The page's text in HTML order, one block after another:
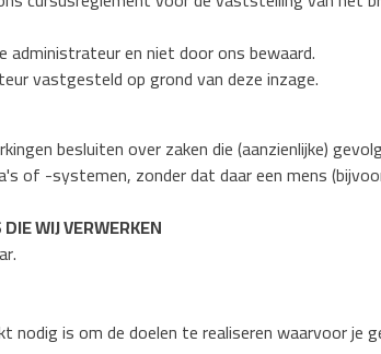
en niet door ons bewaard.
vastgesteld op grond van deze inzage.
besluiten over zaken die (aanzienlijke)
of -systemen, zonder dat daar een mens
WIJ VERWERKEN
is om de doelen te realiseren waarvoor je